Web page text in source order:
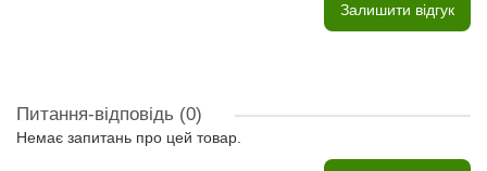
Залишити відгук
Питання-відповідь (0)
Немає запитань про цей товар.